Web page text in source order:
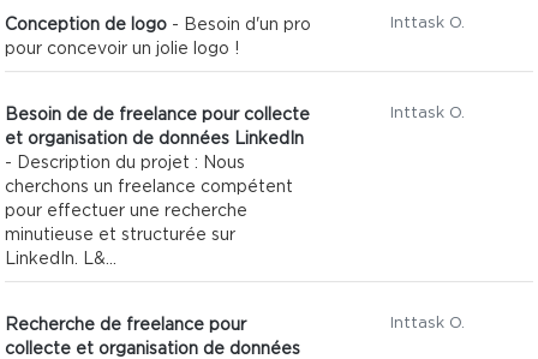
Conception de logo - Besoin d'un pro
pour concevoir un jolie logo !
Inttask O.
Besoin de de freelance pour collecte
et organisation de données LinkedIn
- Description du projet : Nous
cherchons un freelance compétent
pour effectuer une recherche
minutieuse et structurée sur
LinkedIn. L&...
Inttask O.
Recherche de freelance pour
collecte et organisation de données
Inttask O.